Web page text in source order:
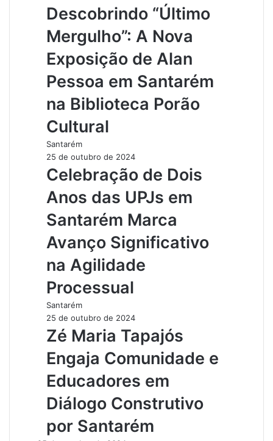
Descobrindo “Último
Mergulho”: A Nova
Exposição de Alan
Pessoa em Santarém
na Biblioteca Porão
Cultural
Santarém
25 de outubro de 2024
Celebração de Dois
Anos das UPJs em
Santarém Marca
Avanço Significativo
na Agilidade
Processual
Santarém
25 de outubro de 2024
Zé Maria Tapajós
Engaja Comunidade e
Educadores em
Diálogo Construtivo
por Santarém